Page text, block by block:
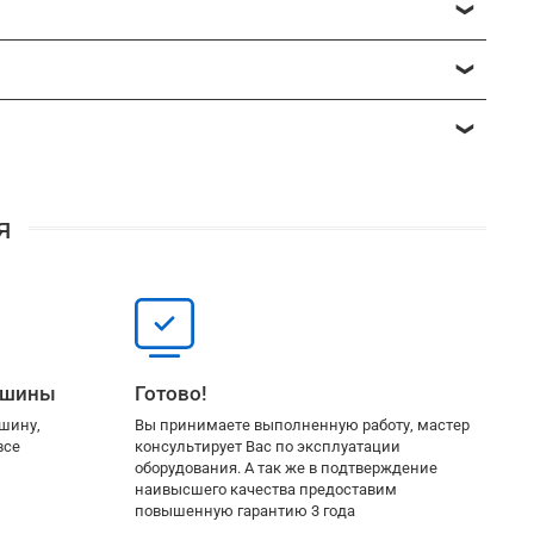
Готово!
Вы принимаете выполненную работу, мастер
консультирует Вас по эксплуатации
оборудования. А так же в подтверждение
наивысшего качества предоставим
повышенную гарантию 3 года